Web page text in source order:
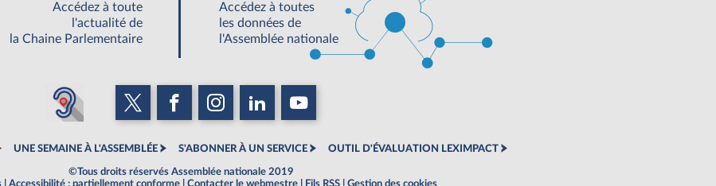
Accédez à toute
l'actualité de
la Chaine Parlementaire
Accédez à toutes
les données de
l'Assemblée nationale
UNE SEMAINE À L'ASSEMBLÉE S'ABONNER À UN SERVICE OUTIL D'ÉVALUATION LEXIMPACT
©Tous droits réservés Assemblée nationale 2019
Accessibilité : partiellement conforme Contacter le webmestre Fils RSS Gestion des cookies